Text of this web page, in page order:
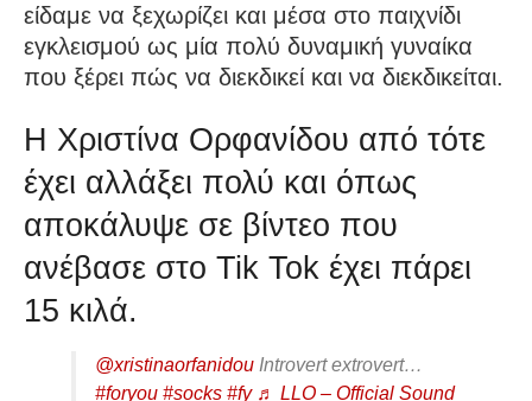
είδαμε να ξεχωρίζει και μέσα στο παιχνίδι
εγκλεισμού ως μία πολύ δυναμική γυναίκα
που ξέρει πώς να διεκδικεί και να διεκδικείται.
Η Χριστίνα Ορφανίδου από τότε
έχει αλλάξει πολύ και όπως
αποκάλυψε σε βίντεο που
ανέβασε στο Tik Tok έχει πάρει
15 κιλά.
@xristinaorfanidou Introvert extrovert…
#foryou #socks #fy ♬ LLO – Official Sound